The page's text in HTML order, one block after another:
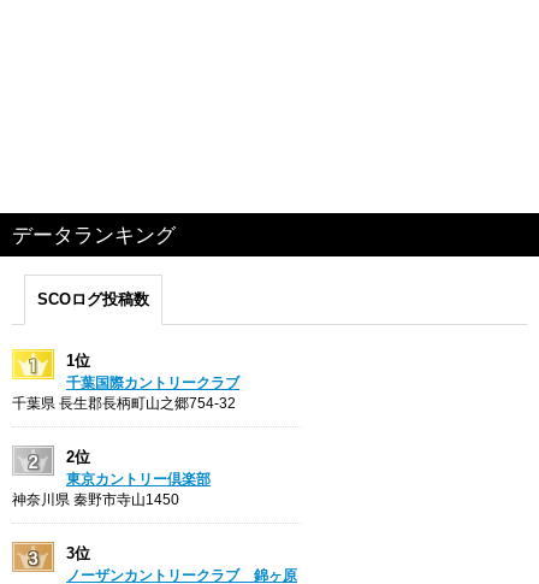
データランキング
SCOログ投稿数
1位
千葉国際カントリークラブ
千葉県 長生郡長柄町山之郷754-32
2位
東京カントリー倶楽部
神奈川県 秦野市寺山1450
3位
ノーザンカントリークラブ 錦ヶ原